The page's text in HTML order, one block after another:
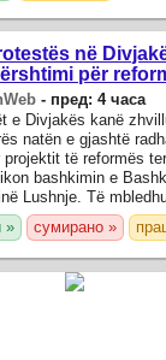
në
për
- пред: 4 часа
e Divjakës kanë
natën e gjashtë
projektit të reformës
bashkimin e
Lushnje. Të
shprehën
» сумирано »